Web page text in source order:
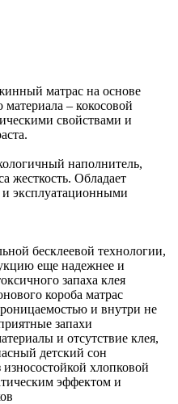
матрас на основе
материала – кокосовой
свойствами и
наполнитель,
жесткость. Обладает
эксплуатационными
бесклеевой технологии,
еще надежнее и
запаха клея
короба матрас
и внутри не
запахи
и отсутствие клея,
детский сон
хлопковой
эффектом и